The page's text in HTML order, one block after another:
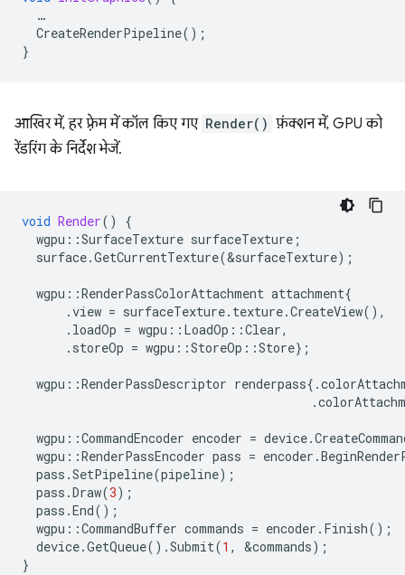
…
CreateRenderPipeline();
}
आखिर में, हर फ़्रेम में कॉल किए गए Render() फ़ंक्शन में, GPU को
रेंडरिंग के निर्देश भेजें.
void Render()
{
wgpu ::SurfaceTexture surfaceTexture ;
surface.GetCurrentTexture(&surfaceTexture);
wgpu ::RenderPassColorAttachment attachment{
.view = surfaceTexture. texture.CreateView(),
. loadOp = wgpu :: LoadOp ::Clear,
. storeOp = wgpu ::StoreOp ::Store};
wgpu ::RenderPassDescriptor renderpass{.
.
wgpu ::CommandEncoder encoder = device.
wgpu ::RenderPassEncoder pass = encoder .
pass .SetPipeline(pipeline);
pass .Draw(3);
pass .End();
wgpu ::CommandBuffer commands = encoder . Finish();
device.GetQueue().Submit(1 , &commands);
}